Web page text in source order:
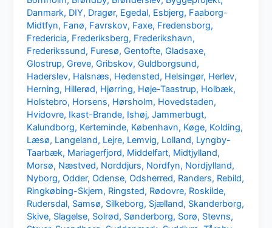
Danmark, DIY, Dragør, Egedal, Esbjerg, Faaborg-
Midtfyn, Fanø, Favrskov, Faxe, Fredensborg,
Fredericia, Frederiksberg, Frederikshavn,
Frederikssund, Furesø,Gentofte,Gladsaxe,
Glostrup,Greve,Gribskov,Guldborgsund,
Haderslev, Halsnæs, Hedensted, Helsingør, Herlev,
Herning, Hillerød, Hjørring, Høje-Taastrup, Holbæk,
Holstebro, Horsens, Hørsholm, Hovedstaden,
Hvidovre, Ikast-Brande, Ishøj,Jammerbugt,
Kalundborg, Kerteminde, København, Køge, Kolding,
Læsø, Langeland, Lejre, Lemvig, Lolland, Lyngby-
Taarbæk, Mariagerfjord, Middelfart, Midtjylland,
Morsø, Næstved, Norddjurs, Nordfyn, Nordjylland,
Nyborg,Odder,Odense,Odsherred, Randers, Rebild,
Ringkøbing-Skjern, Ringsted, Rødovre, Roskilde,
Rudersdal, Samsø, Silkeborg, Sjælland, Skanderborg,
Skive, Slagelse, Solrød, Sønderborg, Sorø, Stevns,